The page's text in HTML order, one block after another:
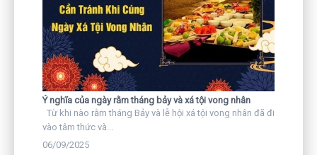
Ý nghĩa của ngày rằm tháng bảy và xá tội vong nhân
Từ khi nào rằm tháng Bảy và lễ hội xá tội vong nhân đã đi
vào tâm thức và...
06/09/2025